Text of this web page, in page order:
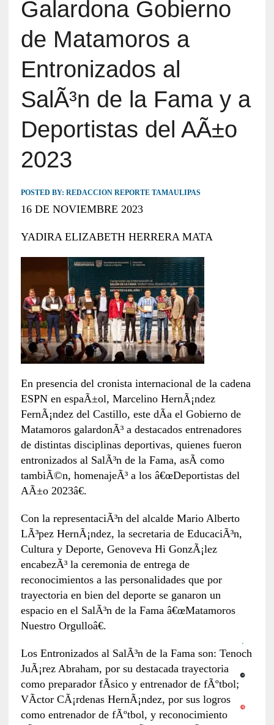
Galardona Gobierno
de Matamoros a
Entronizados al
SalÃ³n de la Fama y a
Deportistas del AÃ±o
2023
POSTED BY: REDACCION REPORTE TAMAULIPAS
16 DE NOVIEMBRE 2023
YADIRA ELIZABETH HERRERA MATA
En presencia del cronista internacional de la cadena
ESPN en espaÃ±ol, Marcelino HernÃ¡ndez
FernÃ¡ndez del Castillo, este dÃ­a el Gobierno de
Matamoros galardonÃ³ a destacados entrenadores
de distintas disciplinas deportivas, quienes fueron
entronizados al SalÃ³n de la Fama, asÃ­ como
tambiÃ©n, homenajeÃ³ a los â€œDeportistas del
AÃ±o 2023â€.
Con la representaciÃ³n del alcalde Mario Alberto
LÃ³pez HernÃ¡ndez, la secretaria de EducaciÃ³n,
Cultura y Deporte, Genoveva Hi GonzÃ¡lez
encabezÃ³ la ceremonia de entrega de
reconocimientos a las personalidades que por
trayectoria en bien del deporte se ganaron un
espacio en el SalÃ³n de la Fama â€œMatamoros
Nuestro Orgulloâ€.
Los Entronizados al SalÃ³n de la Fama son: Tenoch
JuÃ¡rez Abraham, por su destacada trayectoria
como preparador fÃ­sico y entrenador de fÃºtbol;
VÃ­ctor CÃ¡rdenas HernÃ¡ndez, por sus logros
como entrenador de fÃºtbol, y reconocimiento